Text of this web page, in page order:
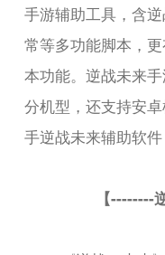
手游辅助工具，含
常等多功能脚本，
本功能。逆战未来
分机型，还支持安
手逆战未来辅助软件
【--------